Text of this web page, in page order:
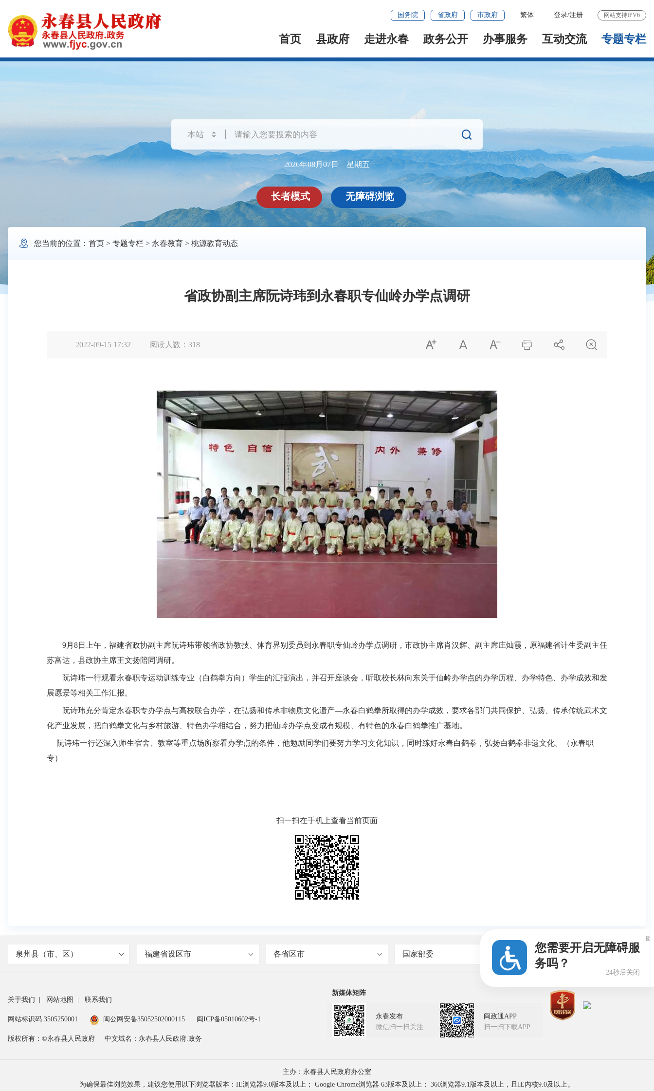
国务院 省政府 市政府 繁体 登录/注册 网站支持IPV6
首页 县政府 走进永春 政务公开 办事服务 互动交流 专题专栏

2026年08月07日 星期五
长者模式 无障碍浏览
 您当前的位置： 首页> 专题专栏> 永春教育> 桃源教育动态
省政协副主席阮诗玮到永春职专仙岭办学点调研
2022-09-15 17:32 阅读人数： 318      
9月8日上午，福建省政协副主席阮诗玮带领省政协教技、体育界别委员到 永春职专仙岭办学点调研，市政协主席肖汉辉、副主席庄灿霞，原福建省计生委副主任
苏富达，县政协主席王文扬陪同调研。
阮诗玮一行观看永春职专运动训练专业（白鹤拳方向）学生的汇报演出， 并召开座谈会， 听取校长林向东关于仙岭办学点的办学历程、办学特色、办学成效和发
展愿景等相关工作汇报。
阮诗玮充分肯定永春职专办学点与高校联合办学 ， 在弘扬和传承非物质文化遗产—永春白鹤拳所取得的办学成效，要求各部门共同保护、弘扬、传承传统武术文
化产业发展，把白鹤拳文化与乡村旅游、特色办学相结合，努力把仙岭办学点变成有规模、有特色的永春白鹤拳推广基地。
阮诗玮一行还深入师生宿舍、教室等重点场所察看办学点的条件，他勉励同学们要努力学习文化知识，同时练好永春白鹤拳，弘扬白鹤拳非遗文化。
（永春职
专）
扫一扫在手机上查看当前页面
泉州县（市、区） 福建省设区市 各省区市 国家部委 友情链接
关于我们 网站地图 联系我们
网站标识码 3505250001 闽公网安备35052502000115 闽ICP备05010602号-1
版权所有：©永春县人民政府 中文域名：永春县人民政府.政务
新媒体矩阵
永春发布
微信扫一扫关注
闽政通APP
扫一扫下载APP
主办：永春县人民政府办公室
为确保最佳浏览效果，建议您使用以下浏览器版本：IE浏览器9.0版本及以上； Google Chrome浏览器 63版本及以上； 360浏览器9.1版本及以上，且IE内核9.0及以上。
您需要开启无障碍服
务吗？
24秒后关闭
